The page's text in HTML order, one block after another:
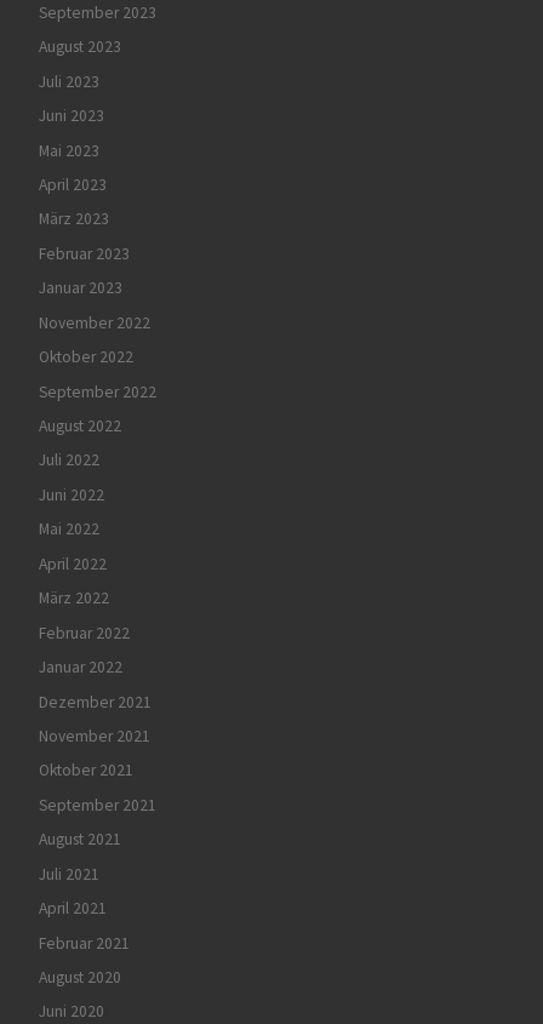
September 2023
August 2023
Juli 2023
Juni 2023
Mai 2023
April 2023
März 2023
Februar 2023
Januar 2023
November 2022
Oktober 2022
September 2022
August 2022
Juli 2022
Juni 2022
Mai 2022
April 2022
März 2022
Februar 2022
Januar 2022
Dezember 2021
November 2021
Oktober 2021
September 2021
August 2021
Juli 2021
April 2021
Februar 2021
August 2020
Juni 2020